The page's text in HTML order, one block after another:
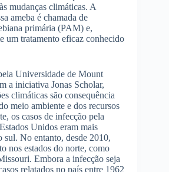
mudanças climáticas. A
ameba é chamada de
primária (PAM) e,
um tratamento eficaz conhecido
Universidade de Mount
a iniciativa Jonas Scholar,
climáticas são consequência
meio ambiente e dos recursos
os casos de infecção pela
Unidos eram mais
sul. No entanto, desde 2010,
nos estados do norte, como
Embora a infecção seja
relatados no país entre 1962